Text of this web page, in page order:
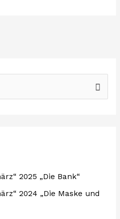
2025 „Die Bank“
2024 „Die Maske und